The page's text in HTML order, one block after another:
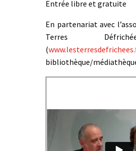
Entrée libre et gratuite
En partenariat avec
Terres
(
bibliothèque/